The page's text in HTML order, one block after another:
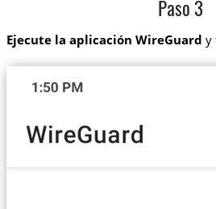
Paso 3
Ejecute la aplicación WireGuard y